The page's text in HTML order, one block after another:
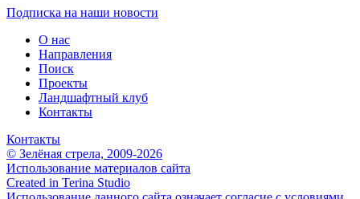
Подписка на наши новости
О нас
Направления
Поиск
Проекты
Ландшафтный клуб
Контакты
Контакты
© Зелёная стрела, 2009-2026
Использование материалов сайта
Created in Terina Studio